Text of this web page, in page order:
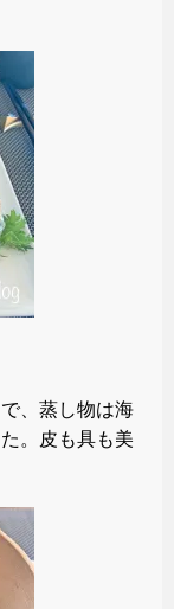
、蒸し物は海
。皮も具も美